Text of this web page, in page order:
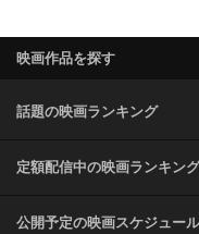
映画作品を探す
話題の映画ランキング
定額配信中の映画ランキング
公開予定の映画スケジュール